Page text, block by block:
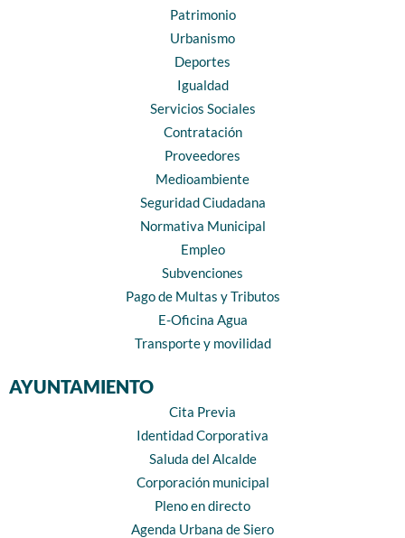
Patrimonio
Urbanismo
Deportes
Igualdad
Servicios Sociales
Contratación
Proveedores
Medioambiente
Seguridad Ciudadana
Normativa Municipal
Empleo
Subvenciones
Pago de Multas y Tributos
E-Oficina Agua
Transporte y movilidad
AYUNTAMIENTO
Cita Previa
Identidad Corporativa
Saluda del Alcalde
Corporación municipal
Pleno en directo
Agenda Urbana de Siero